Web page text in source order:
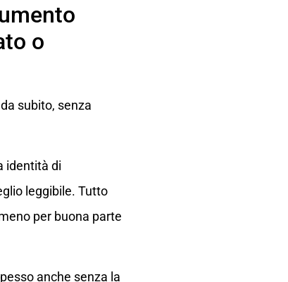
o
subito, senza
identità di
leggibile. Tutto
per buona parte
anche senza la